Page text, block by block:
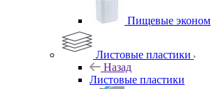
Пищевые эконом
Листовые пластики
Назад
Листовые пластики